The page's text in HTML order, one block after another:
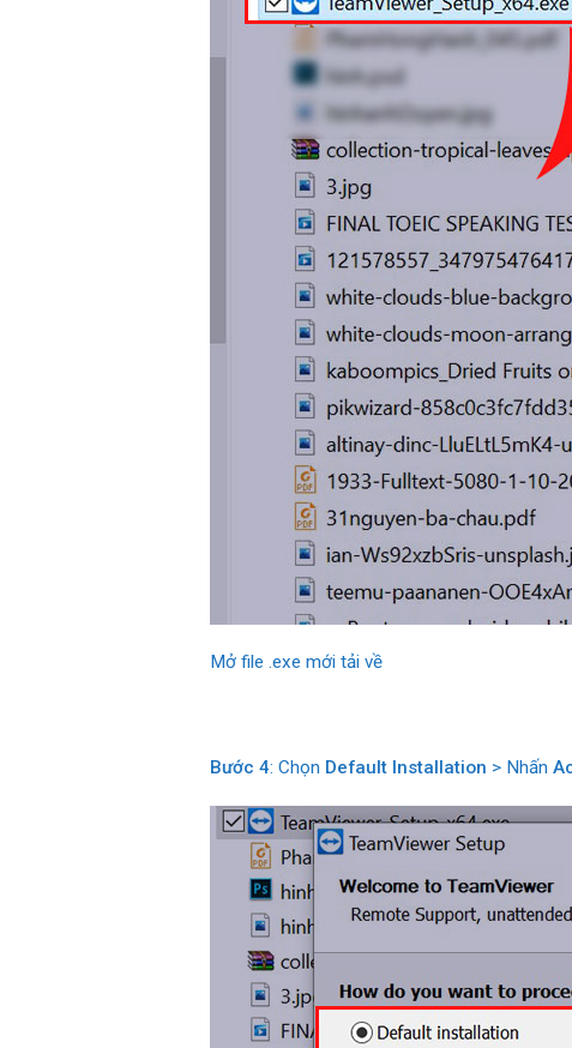
Mở file .exe mới tải về
Bước 4: Chọn Default Installation > Nhấn